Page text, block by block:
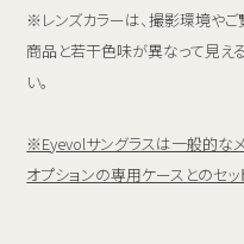
※レンズカラーは、撮影環境やご
商品と若干色味が異なって見え
い。
※Eyevolサングラスは一般的な
オプションの専用ケースとのセ